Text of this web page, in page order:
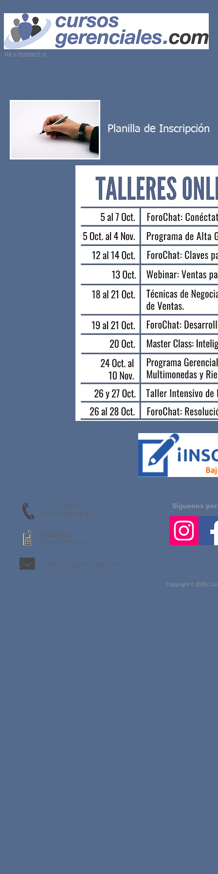
Rif J-31268621-9
Planilla de Inscripción
+58 212 943.44.37
+58 212 943.46.94
WhatsApp:
+58 424 184.05.30
info@cursosgerenciales.com
Síguenos
Copyright © 2005